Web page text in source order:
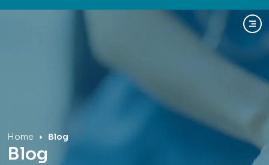
Home Blog
Blog